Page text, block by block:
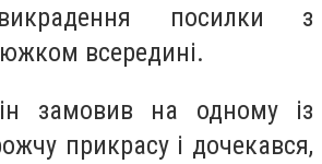
посилки з
всередині.
замовив на одному із
прикрасу і дочекався,